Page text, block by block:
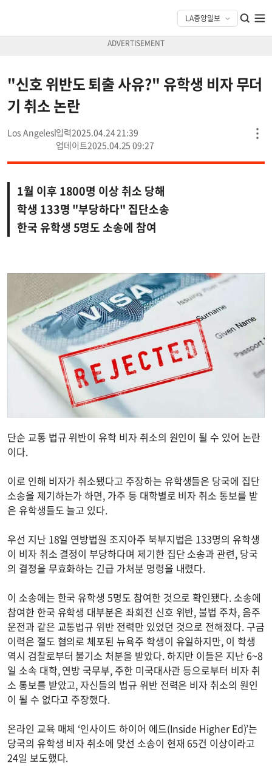
"신호 위반도 퇴출 사유?" 유학생 비자 무더
기 취소 논란
Los Angeles
2025.04.24 21:39
2025.04.25 09:27
1월 이후 1800명 이상 취소 당해
학생 133명 "부당하다" 집단소송
한국 유학생 5명도 소송에 참여
단순 교통 법규 위반이 유학 비자 취소의 원인이 될 수 있어 논란
이다.
이로 인해 비자가 취소됐다고 주장하는 유학생들은 당국에 집단
소송을 제기하는가 하면, 가주 등 대학별로 비자 취소 통보를 받
은 유학생들도 늘고 있다.
우선 지난 18일 연방법원 조지아주 북부지법은 133명의 유학생
이 비자 취소 결정이 부당하다며 제기한 집단 소송과 관련, 당국
의 결정을 무효화하는 긴급 가처분 명령을 내렸다.
이 소송에는 한국 유학생 5명도 참여한 것으로 확인됐다. 소송에
참여한 한국 유학생 대부분은 좌회전 신호 위반, 불법 주차, 음주
운전과 같은 교통법규 위반 전력만 있었던 것으로 전해졌다. 구금
이력은 절도 혐의로 체포된 뉴욕주 학생이 유일하지만, 이 학생
역시 검찰로부터 불기소 처분을 받았다. 하지만 이들은 지난 6~8
일 소속 대학, 연방 국무부, 주한 미국대사관 등으로부터 비자 취
소 통보를 받았고, 자신들의 법규 위반 전력은 비자 취소의 원인
이 될 수 없다고 주장했다.
온라인 교육 매체 ‘인사이드 하이어 에드(Inside Higher Ed)’는
당국의 유학생 비자 취소에 맞선 소송이 현재 65건 이상이라고
24일 보도했다.